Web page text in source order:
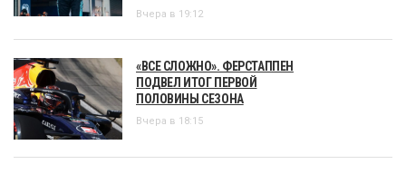
Вчера в 19:12
«ВСЕ СЛОЖНО». ФЕРСТАППЕН
ПОДВЕЛ ИТОГ ПЕРВОЙ
ПОЛОВИНЫ СЕЗОНА
Вчера в 18:15